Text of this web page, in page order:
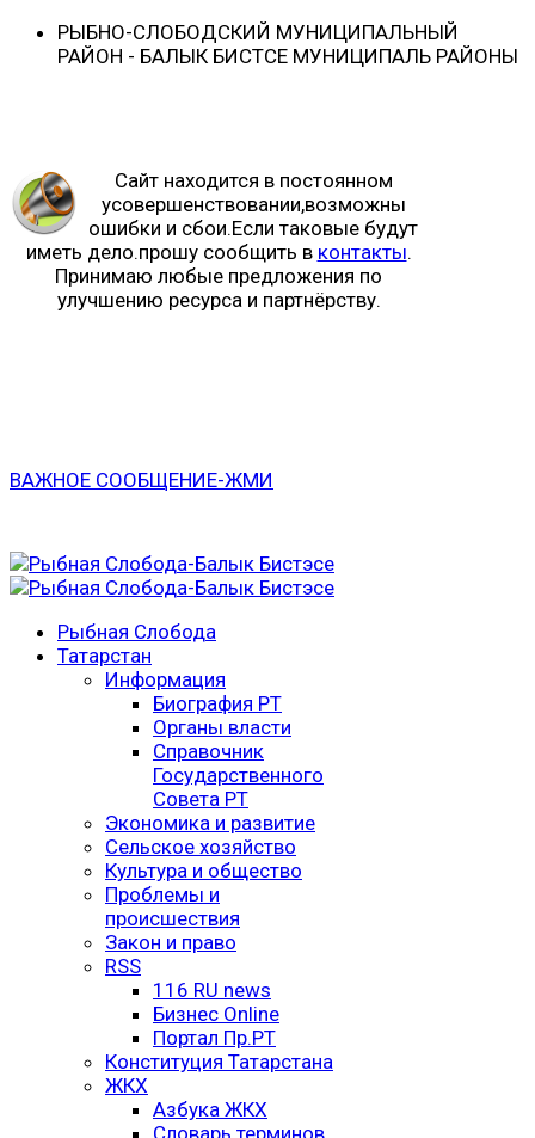
РЫБНО-CЛОБОДСКИЙ МУНИЦИПАЛЬНЫЙ
РАЙОН - БАЛЫК БИСТӘСЕ МУНИЦИПАЛЬ РАЙОНЫ
Сайт находится в постоянном
усовершенствовании,возможны
ошибки и сбои.Если таковые будут
иметь дело.прошу сообщить в контакты.
Принимаю любые предложения по
улучшению ресурса и партнёрству.
ВАЖНОЕ СООБЩЕНИЕ-ЖМИ
Рыбная Слобода
Татарстан
Информация
Биография РТ
Органы власти
Справочник
Государственного
Совета РТ
Экономика и развитие
Сельское хозяйство
Культура и общество
Проблемы и
происшествия
Закон и право
RSS
116 RU news
Бизнес Online
Портал Пр.РТ
Конституция Татарстана
ЖКХ
Азбука ЖКХ
Словарь терминов